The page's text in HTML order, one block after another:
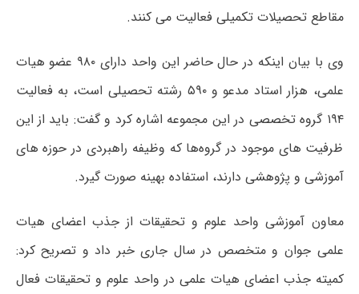
مقاطع تحصیلات تکمیلی فعالیت می کنند.
وی با بیان اینکه در حال حاضر این واحد دارای ۹۸۰ عضو هیات
علمی، هزار استاد مدعو و ۵۹۰ رشته تحصیلی است، به فعالیت
۱۹۴ گروه تخصصی در این مجموعه اشاره کرد و گفت: باید از این
ظرفیت های موجود در گروه‌ها که وظیفه راهبردی در حوزه های
آموزشی و پژوهشی دارند، استفاده بهینه صورت گیرد.
معاون آموزشی واحد علوم و تحقیقات از جذب اعضای هیات
علمی جوان و متخصص در سال جاری خبر داد و تصریح کرد:
کمیته جذب اعضای هیات علمی در واحد علوم و تحقیقات فعال